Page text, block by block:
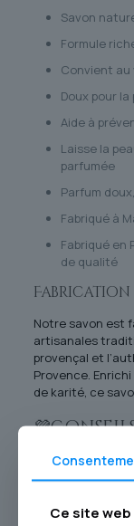
Savon
Formule
Convient au
Doux pour
Aide à
Laisse la
parfumée
Parfum
Fabriqué à
Fabriqué en
de qualité
Fabrication
Notre savon est
artisanales
provençal et
Provence.
de karité, ce
Frottez le savon
mousse légère et
Ce site